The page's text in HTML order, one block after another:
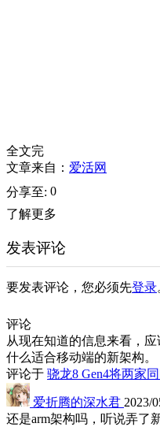
全文完
文章来自： 爱活网
分享至: 0
了解更多
发表评论
要发表评论，您必须先登录
评论
从现在知道的信息来看，
什么适合移动端的新架构。
评论于 骁龙8 Gen4将两家
爱折腾的深水君 2023/
还是arm架构吗，听说弄了